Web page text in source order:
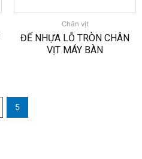
Chân vịt
ĐẾ NHỰA LỖ TRÒN CHÂN
VỊT MÁY BÀN
5